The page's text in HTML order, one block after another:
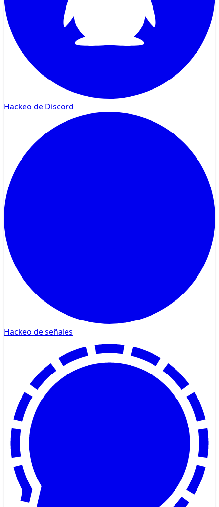
Hackeo de Discord
Hackeo de señales